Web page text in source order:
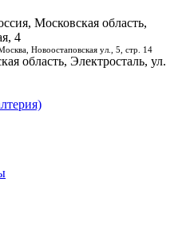
Московская область,
4
Новоостаповская ул., 5, стр. 14
область, Электросталь, ул.